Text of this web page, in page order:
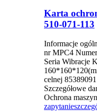
Karta
510-071-113
Informacje
nr MPC4
Seria Wibracje
celnej
Szczegółowe
Ochrona
zapytanie